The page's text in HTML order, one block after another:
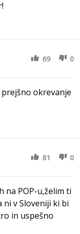
69 0
prejšno okrevanje
81 0
na POP-u,želim ti
ni v Sloveniji ki bi
in uspešno